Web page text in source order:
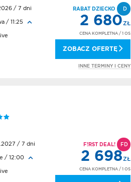
/ 7 dni
/ 11:25
RABAT DZIECKO D
2 680ZŁ
CENA KOMPLETNA / 1 OS
ZOBACZ OFERTĘ
INNE TERMINY I CENY
/ 7 dni
/ 12:00
F!RST DEAL! FD
2 698ZŁ
CENA KOMPLETNA / 1 OS